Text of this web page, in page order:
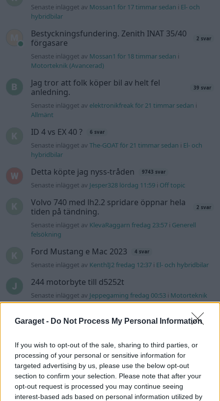
Garaget - Do Not Process My Personal Information
If you wish to opt-out of the sale, sharing to third parties, or
processing of your personal or sensitive information for
targeted advertising by us, please use the below opt-out
section to confirm your selection. Please note that after your
opt-out request is processed you may continue seeing
interest-based ads based on personal information utilized by
Senaste inlägget av Mossan1 för 17 timmar sedan i El- och
hybridbilar
Bestyckningsfundering. Zenith INAT 35/40
förgasare
2 svar
Senaste inlägget av Mossan1 för 18 timmar sedan i
Motorteknik (Avancerad)
Jag tror att folk köper bil av helt fel
anledning.
39 svar
Senaste inlägget av elektronikfreak för 21 timmar sedan i
Allmänt
ID 4 vs EX 40 ? 6 svar
Senaste inlägget avThe-GOAT för 21 timmar sedan i El- och
hybridbilar
Detta köpte jag nyss-tråden 9743 svar
Senaste inlägget av Jesper328 lördag 11:59 i Off topic
Volvo 740 med lh2.2 spridare öppnar hela
tiden på tändning.
2 svar
Senaste inlägget av KlevaRaggarn fredag 23:57 i Generell
felsökning
Ford Mustang e Mac 2023 4 svar
Senaste inlägget av KenthIJ2 fredag 12:37 i El- och hybridbilar
244 motorbyte till d5252t
Senaste inlägget av Jeppegaming fredag 00:53 i Motorteknik
(Avancerad)
Senaste projektinläggen
Senaste inlägget av tomhjort för 17 timmar sedan i
A90 Supra 387 svar
Senaste inlägget av Rikard_Persson för 19 timmar sedan
Projekt